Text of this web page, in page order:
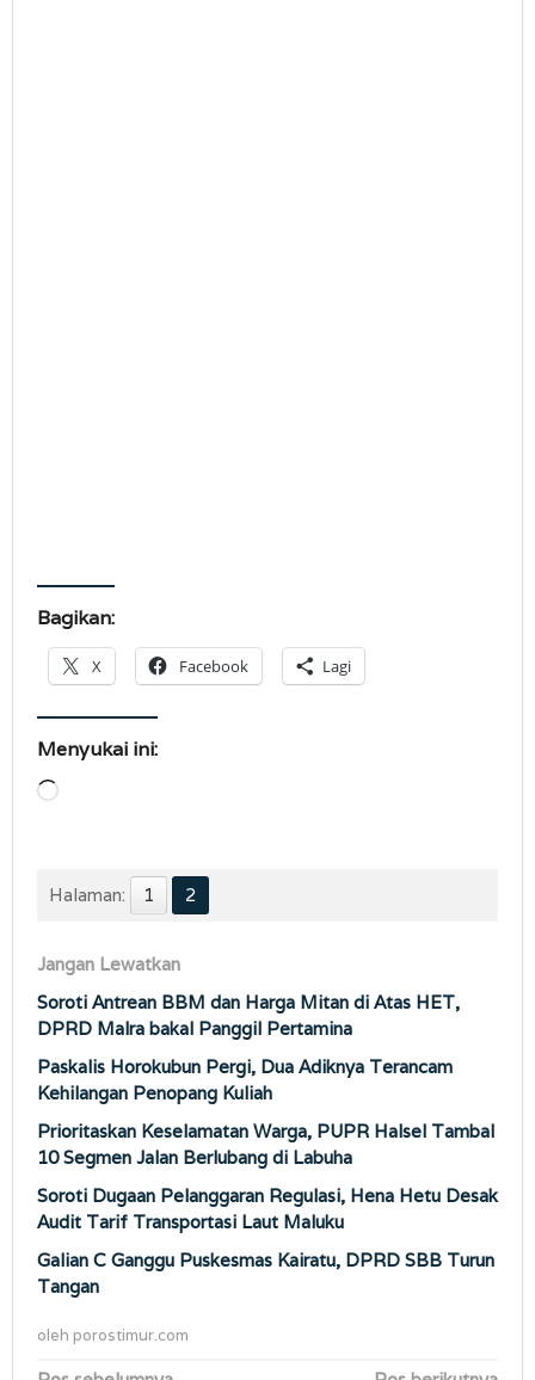
Bagikan:
X Facebook Lagi
Menyukai ini:
Memuat...
Halaman: 1 2
Jangan Lewatkan
Soroti Antrean BBM dan Harga Mitan di Atas HET,
DPRD Malra bakal Panggil Pertamina
Paskalis Horokubun Pergi, Dua Adiknya Terancam
Kehilangan Penopang Kuliah
Prioritaskan Keselamatan Warga, PUPR Halsel Tambal
10 Segmen Jalan Berlubang di Labuha
Soroti Dugaan Pelanggaran Regulasi, Hena Hetu Desak
Audit Tarif Transportasi Laut Maluku
Galian C Ganggu Puskesmas Kairatu, DPRD SBB Turun
Tangan
oleh porostimur.com